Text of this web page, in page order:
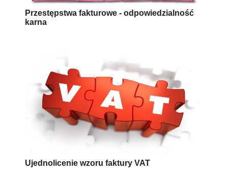
Przestępstwa fakturowe - odpowiedzialność
karna
Ujednolicenie wzoru faktury VAT